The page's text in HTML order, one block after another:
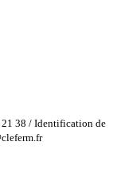
21 38 / Identification de